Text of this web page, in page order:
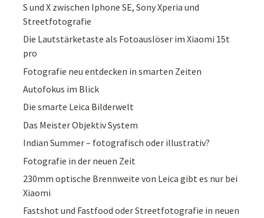
S und X zwischen Iphone SE, Sony Xperia und
Streetfotografie
Die Lautstärketaste als Fotoauslöser im Xiaomi 15t
pro
Fotografie neu entdecken in smarten Zeiten
Autofokus im Blick
Die smarte Leica Bilderwelt
Das Meister Objektiv System
Indian Summer – fotografisch oder illustrativ?
Fotografie in der neuen Zeit
230mm optische Brennweite von Leica gibt es nur bei
Xiaomi
Fastshot und Fastfood oder Streetfotografie in neuen